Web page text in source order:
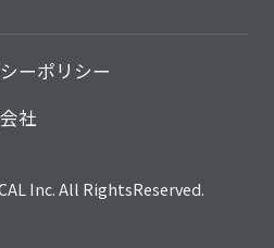
ーポリシー
社
Inc. All RightsReserved.